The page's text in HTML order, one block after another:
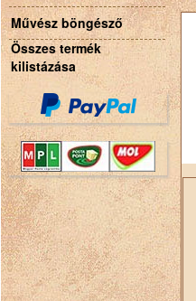
Művész böngésző
Összes termék
kilistázása